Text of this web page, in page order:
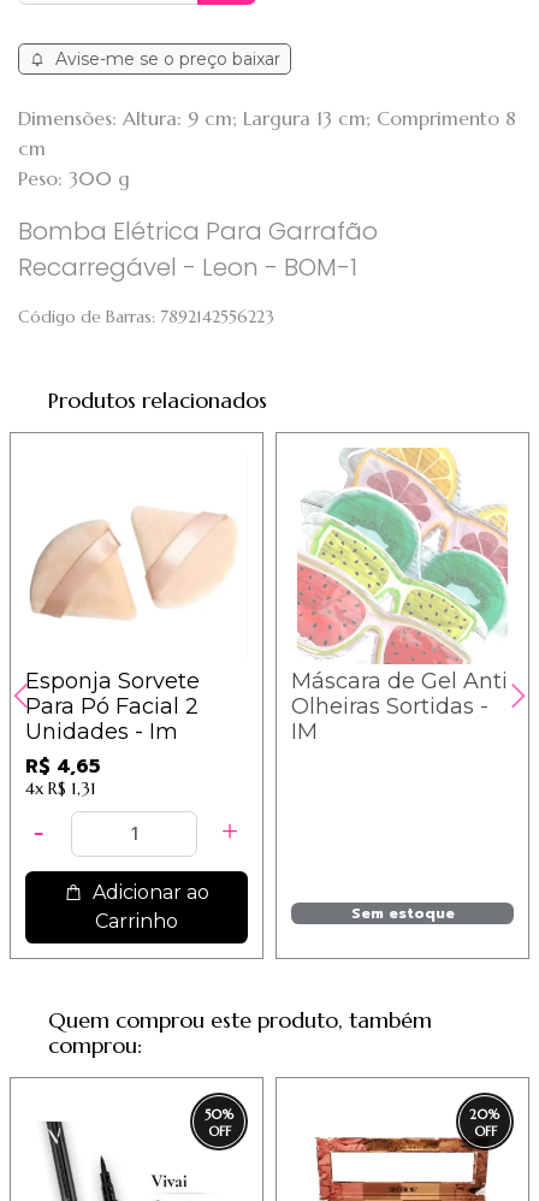
Avise-me se o preço baixar
Dimensões: Altura: 9 cm; Largura 13 cm; Comprimento 8
cm
Peso: 300 g
Bomba Elétrica Para Garrafão
Recarregável - Leon - BOM-1
Código de Barras: 7892142556223
Produtos relacionados
Esponja Sorvete
Para Pó Facial 2
Unidades - Im
R$ 4,65
4x R$ 1,31
Adicionar ao
Carrinho
Máscara de Gel Anti
Olheiras Sortidas -
IM
Sem estoque
Quem comprou este produto, também
comprou:
50% 20%